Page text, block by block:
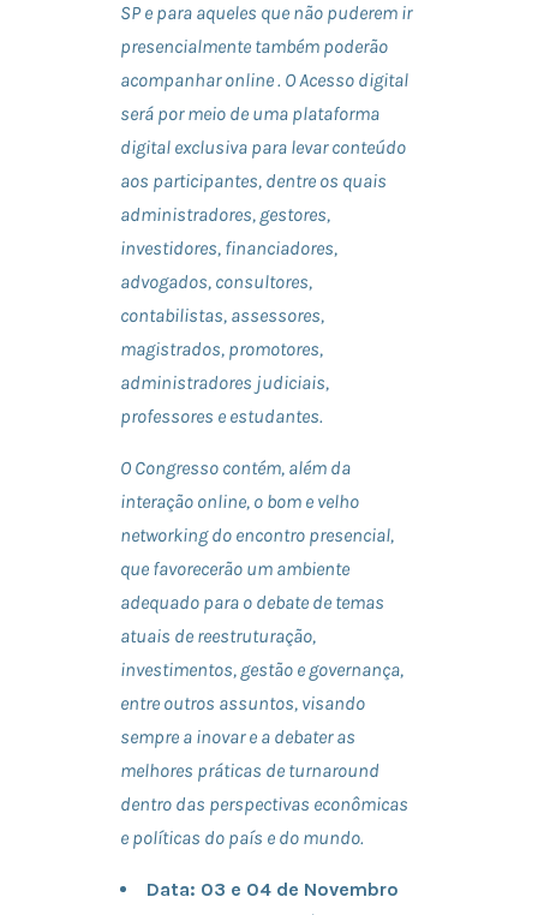
SP e para aqueles que não puderem ir
presencialmente também poderão
acompanhar online . O Acesso digital
será por meio de uma plataforma
digital exclusiva para levar conteúdo
aos participantes, dentre os quais
administradores, gestores,
investidores, financiadores,
advogados, consultores,
contabilistas, assessores,
magistrados, promotores,
administradores judiciais,
professores e estudantes.
O Congresso contém, além da
interação online, o bom e velho
networking do encontro presencial,
que favorecerão um ambiente
adequado para o debate de temas
atuais de reestruturação,
investimentos, gestão e governança,
entre outros assuntos, visando
sempre a inovar e a debater as
melhores práticas de turnaround
dentro das perspectivas econômicas
e políticas do país e do mundo.
Data: 03 e 04 de Novembro